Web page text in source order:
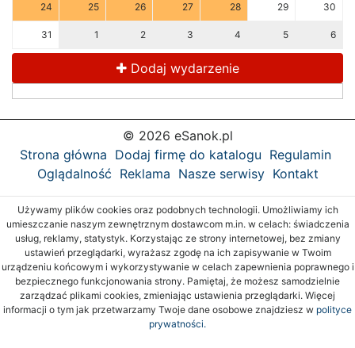
24 25 26 27 28 29 30
31 1 2 3 4 5 6
Dodaj wydarzenie
© 2026 eSanok.pl
Strona główna Dodaj firmę do katalogu Regulamin
Oglądalność Reklama Nasze serwisy Kontakt
Używamy plików cookies oraz podobnych technologii. Umożliwiamy ich
umieszczanie naszym zewnętrznym dostawcom m.in. w celach: świadczenia
usług, reklamy, statystyk. Korzystając ze strony internetowej, bez zmiany
ustawień przeglądarki, wyrażasz zgodę na ich zapisywanie w Twoim
urządzeniu końcowym i wykorzystywanie w celach zapewnienia poprawnego i
bezpiecznego funkcjonowania strony. Pamiętaj, że możesz samodzielnie
zarządzać plikami cookies, zmieniając ustawienia przeglądarki. Więcej
informacji o tym jak przetwarzamy Twoje dane osobowe znajdziesz w polityce
prywatności.